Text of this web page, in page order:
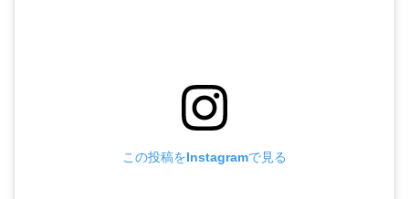
この投稿をInstagramで見る